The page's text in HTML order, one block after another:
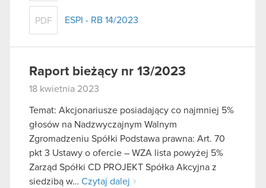
PDF ESPI - RB 14/2023
Raport bieżący nr 13/2023
18 kwietnia 2023
Temat: Akcjonariusze posiadający co najmniej 5%
głosów na Nadzwyczajnym Walnym
Zgromadzeniu Spółki Podstawa prawna: Art. 70
pkt 3 Ustawy o ofercie – WZA lista powyżej 5%
Zarząd Spółki CD PROJEKT Spółka Akcyjna z
siedzibą w… Czytaj dalej